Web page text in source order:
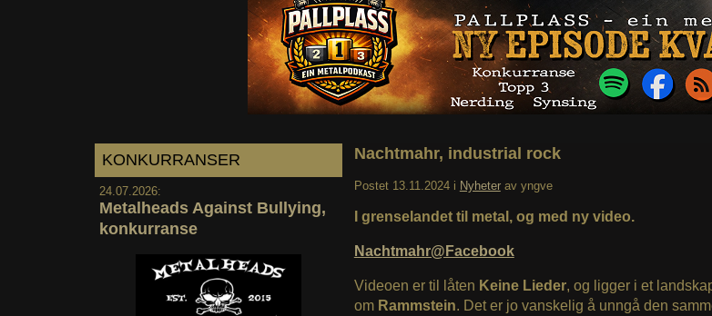
KONKURRANSER
24.07.2026:
Metalheads Against Bullying,
konkurranse
Nachtmahr, industrial rock
Postet 13.11.2024 i Nyheter av yngve
I grenselandet til metal, og med ny video.
Nachtmahr@Facebook
Videoen er til låten Keine Lieder, og ligger i et
om Rammstein. Det er jo vanskelig å unngå den